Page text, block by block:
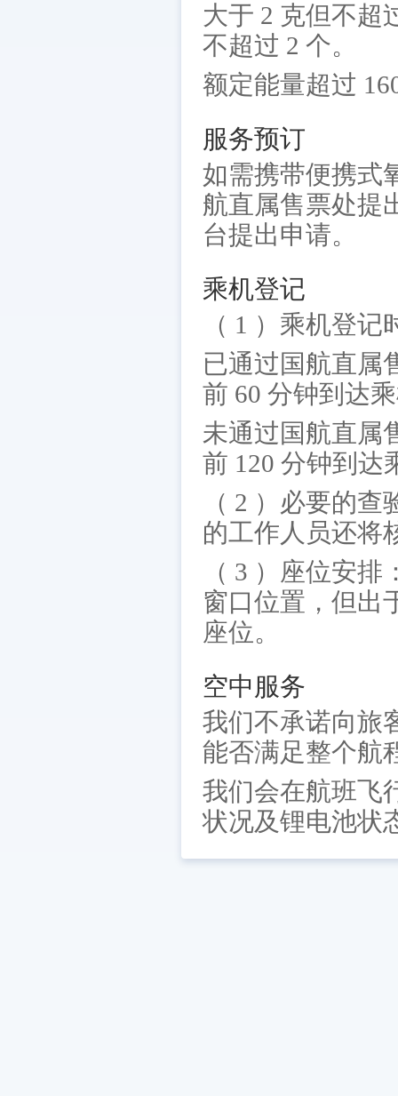
大于 2 克但不超
不超过 2 个。
额定能量超过
服务预订
如需携带便携式
航直属售票处提
台提出申请。
乘机登记
（ 1 ）乘机登记
已通过国航直属
前 60 分钟到达
未通过国航直属
前 120 分钟到达
（ 2 ）必要的
的工作人员还将
（ 3 ）座位安
窗口位置，但出
座位。
空中服务
我们不承诺向旅
能否满足整个航
我们会在航班飞
状况及锂电池状